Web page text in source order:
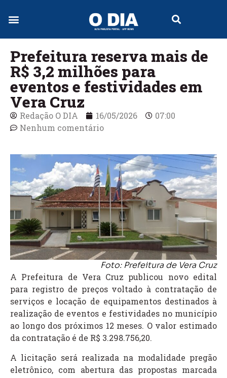
Prefeitura reserva mais de
R$ 3,2 milhões para
eventos e festividades em
Vera Cruz
Redação O DIA 16/05/2026
07:00
Nenhum comentário
Foto: Prefeitura de Vera Cruz
A Prefeitura de Vera Cruz publicou novo edital
para registro de preços voltado à contratação de
serviços e locação de equipamentos destinados à
realização de eventos e festividades no município
ao longo dos próximos 12 meses. O valor estimado
da contratação é de R$ 3.298.756,20.
A licitação será realizada na modalidade pregão
eletrônico, com abertura das propostas marcada